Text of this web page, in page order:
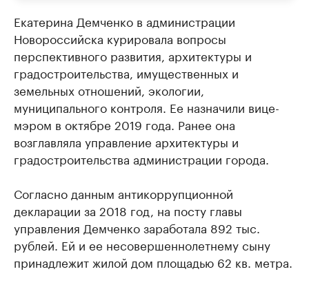
Екатерина Демченко в администрации
Новороссийска курировала вопросы
перспективного развития, архитектуры и
градостроительства, имущественных и
земельных отношений, экологии,
муниципального контроля. Ее назначили вице-
мэром в октябре 2019 года. Ранее она
возглавляла управление архитектуры и
градостроительства администрации города.
Согласно данным антикоррупционной
декларации за 2018 год, на посту главы
управления Демченко заработала 892 тыс.
рублей. Ей и ее несовершеннолетнему сыну
принадлежит жилой дом площадью 62 кв. метра.